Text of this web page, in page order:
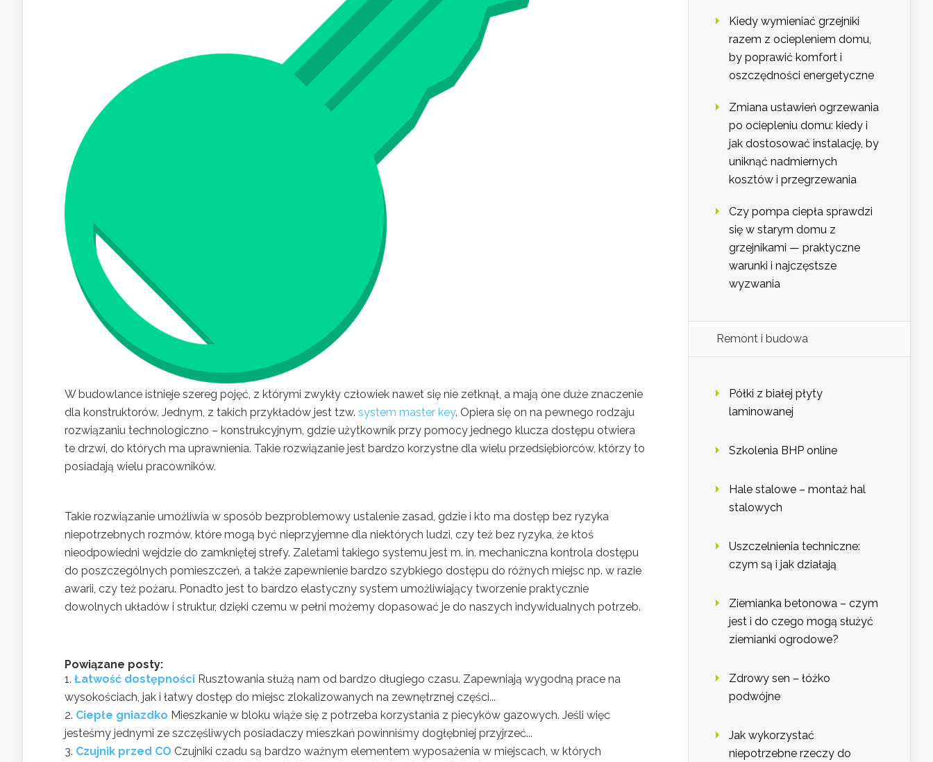
W budowlance istnieje szereg pojęć, z którymi zwykły człowiek nawet się nie zetknął, a mają one duże znaczenie
dla konstruktorów. Jednym, z takich przykładów jest tzw. system master key. Opiera się on na pewnego rodzaju
rozwiązaniu technologiczno – konstrukcyjnym, gdzie użytkownik przy pomocy jednego klucza dostępu otwiera
te drzwi, do których ma uprawnienia. Takie rozwiązanie jest bardzo korzystne dla wielu przedsiębiorców, którzy to
posiadają wielu pracowników.
Takie rozwiązanie umożliwia w sposób bezproblemowy ustalenie zasad, gdzie i kto ma dostęp bez ryzyka
niepotrzebnych rozmów, które mogą być nieprzyjemne dla niektórych ludzi, czy też bez ryzyka, że ktoś
nieodpowiedni wejdzie do zamkniętej strefy. Zaletami takiego systemu jest m. in. mechaniczna kontrola dostępu
do poszczególnych pomieszczeń, a także zapewnienie bardzo szybkiego dostępu do różnych miejsc np. w razie
awarii, czy też pożaru. Ponadto jest to bardzo elastyczny system umożliwiający tworzenie praktycznie
dowolnych układów i struktur, dzięki czemu w pełni możemy dopasować je do naszych indywidualnych potrzeb.
Powiązane posty:
Łatwość dostępności Rusztowania służą nam od bardzo długiego czasu. Zapewniają wygodną prace na
wysokościach, jak i łatwy dostęp do miejsc zlokalizowanych na zewnętrznej części...
Ciepłe gniazdko Mieszkanie w bloku wiąże się z potrzeba korzystania z piecyków gazowych. Jeśli więc
jesteśmy jednymi ze szczęśliwych posiadaczy mieszkań powinniśmy dogłębniej przyjrzeć...
Czujnik przed CO Czujniki czadu są bardzo ważnym elementem wyposażenia w miejscach, w których
Kiedy wymieniać grzejniki
razem z ociepleniem domu,
by poprawić komfort i
oszczędności energetyczne
Zmiana ustawień ogrzewania
po ociepleniu domu: kiedy i
jak dostosować instalację, by
uniknąć nadmiernych
kosztów i przegrzewania
Czy pompa ciepła sprawdzi
się w starym domu z
grzejnikami — praktyczne
warunki i najczęstsze
wyzwania
Remont i budowa
Półki z białej płyty
laminowanej
Szkolenia BHP online
Hale stalowe – montaż hal
stalowych
Uszczelnienia techniczne:
czym są i jak działają
Ziemianka betonowa – czym
jest i do czego mogą służyć
ziemianki ogrodowe?
Zdrowy sen – łóżko
podwójne
Jak wykorzystać
niepotrzebne rzeczy do